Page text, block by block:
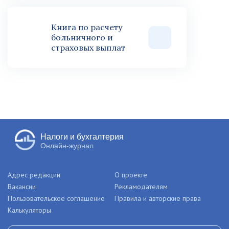
Книга по расчету
больничного и
страховых выплат
Налоги и бухгалтерия
Онлайн-журнал
Адрес редакции
О проекте
Вакансии
Рекламодателям
Пользовательское соглашение
Правила и авторские права
Калькуляторы